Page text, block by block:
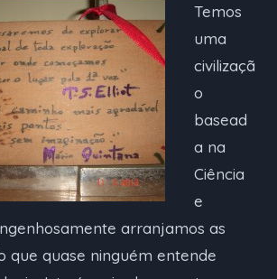
Temos
uma
civilizaçã
o
basead
a na
Ciência
e
arranjamos as
que quase ninguém entende